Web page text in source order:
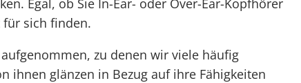
Egal, ob Sie In-Ear- oder Over-Ear-Kopfhörer
für sich finden.
zu denen wir viele häufig
ihnen glänzen in Bezug auf ihre Fähigkeiten